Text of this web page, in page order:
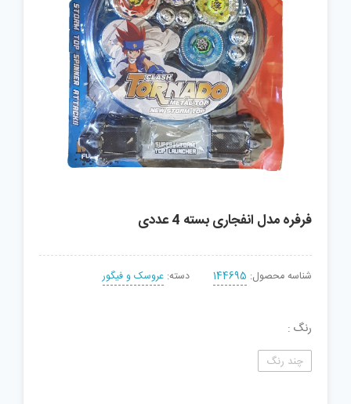
فرفره مدل انفجاری بسته 4 عددی
شناسه محصول: 144695 دسته: عروسک و فیگور
رنگ
چند رنگ